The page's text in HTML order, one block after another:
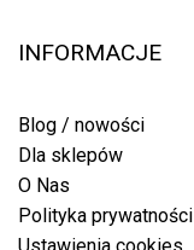
INFORMACJE
Blog / nowości
Dla sklepów
O Nas
Polityka prywatności